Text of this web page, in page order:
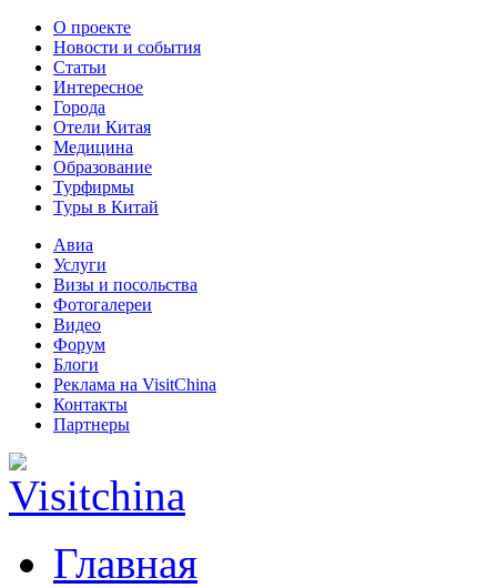
О проекте
Новости и события
Статьи
Интересное
Города
Отели Китая
Медицина
Образование
Турфирмы
Туры в Китай
Авиа
Услуги
Визы и посольства
Фотогалереи
Видео
Форум
Блоги
Реклама на VisitChina
Контакты
Партнеры
Главная